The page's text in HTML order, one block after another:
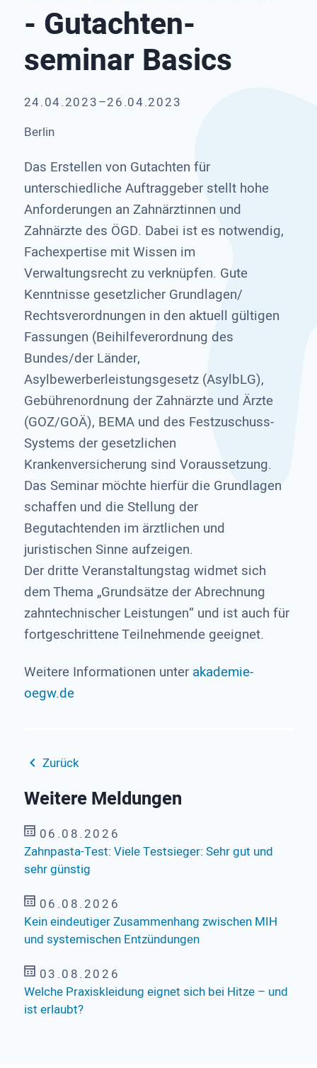
- Gutachten­
seminar Basics
24.04.2023–26.04.2023
Berlin
Das Erstellen von Gutachten für
unterschiedliche Auftraggeber stellt hohe
Anforderungen an Zahnärztinnen und
Zahnärzte des ÖGD. Dabei ist es notwendig,
Fachexpertise mit Wissen im
Verwaltungsrecht zu verknüpfen. Gute
Kenntnisse gesetzlicher Grundlagen/
Rechtsverordnungen in den aktuell gültigen
Fassungen (Beihilfeverordnung des
Bundes/der Länder,
Asylbewerberleistungsgesetz (AsylbLG),
Gebührenordnung der Zahnärzte und Ärzte
(GOZ/GOÄ), BEMA und des Festzuschuss-
Systems der gesetzlichen
Krankenversicherung sind Voraussetzung.
Das Seminar möchte hierfür die Grundlagen
schaffen und die Stellung der
Begutachtenden im ärztlichen und
juristischen Sinne aufzeigen.
Der dritte Veranstaltungstag widmet sich
dem Thema „Grundsätze der Abrechnung
zahntechnischer Leistungen“ und ist auch für
fortgeschrittene Teilnehmende geeignet.
Weitere Informationen unter akademie-
oegw.de
Zurück
Weitere Meldungen
06.08.2026
Zahnpasta-Test: Viele Testsieger: Sehr gut und
sehr günstig
06.08.2026
Kein eindeutiger Zusammenhang zwischen MIH
und systemischen Entzündungen
03.08.2026
Welche Praxiskleidung eignet sich bei Hitze – und
ist erlaubt?